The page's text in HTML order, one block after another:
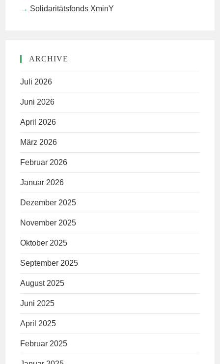
Solidaritätsfonds XminY
ARCHIVE
Juli 2026
Juni 2026
April 2026
März 2026
Februar 2026
Januar 2026
Dezember 2025
November 2025
Oktober 2025
September 2025
August 2025
Juni 2025
April 2025
Februar 2025